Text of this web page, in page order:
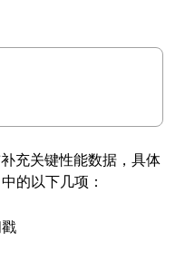
充关键性能数据，具体
中的以下几项：